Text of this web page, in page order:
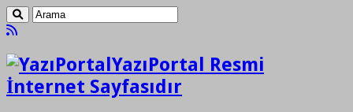
YazıPortal Resmi
İnternet Sayfasıdır